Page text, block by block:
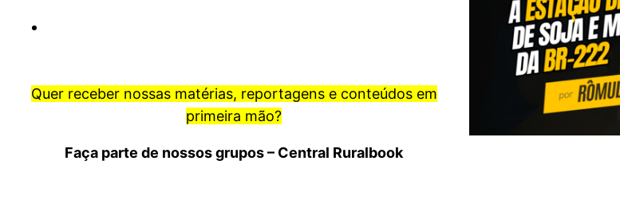
Quer receber nossas matérias, reportagens e conteúdos em
primeira mão?
Faça parte de nossos grupos – Central Ruralbook